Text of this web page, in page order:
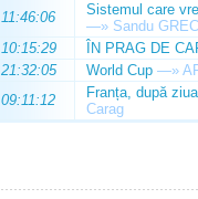
11:46:06
Sistemul care
—» Sandu
10:15:29
ÎN PRAG DE
21:32:05
World Cup —»
09:11:12
Franța, după
Carag